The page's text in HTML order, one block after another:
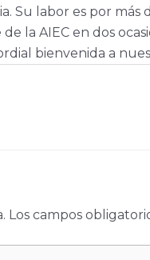
Su labor es por más
la AIEC en dos
bienvenida a
Los campos